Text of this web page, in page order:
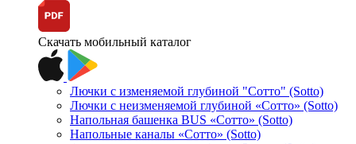
Скачать мобильный каталог
Лючки с изменяемой глубиной "Сотто" (Sotto)
Лючки с неизменяемой глубиной «Сотто» (Sotto)
Напольная башенка BUS «Сотто» (Sotto)
Напольные каналы «Сотто» (Sotto)